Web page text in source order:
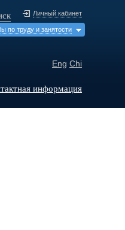
Личный кабинет
по труду и занятости
Eng Chi
информация